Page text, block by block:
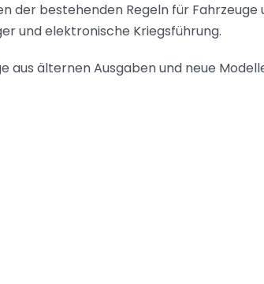
der bestehenden Regeln für Fahrzeuge
und elektronische Kriegsführung.
aus älternen Ausgaben und neue